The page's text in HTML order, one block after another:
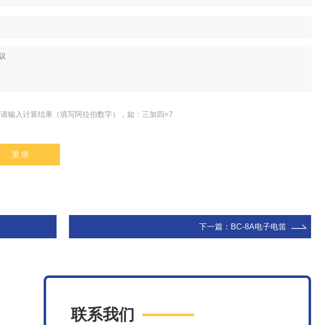
请输入计算结果（填写阿拉伯数字），如：三加四=7
下一篇： BC-8A电子电笛
联系我们